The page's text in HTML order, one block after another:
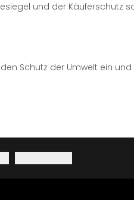
und der Käuferschutz
Schutz der Umwelt ein
·